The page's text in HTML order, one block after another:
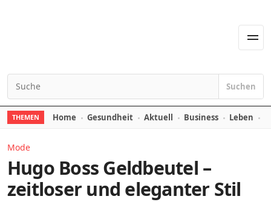
Suchen nach:
Suchen
THEMEN Home Gesundheit Aktuell Business Leben
Mode
Hugo Boss Geldbeutel –
zeitloser und eleganter Stil